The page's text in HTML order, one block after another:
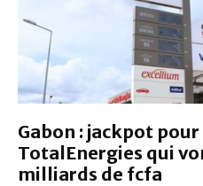
Gabon : jackpot
TotalEnergies qui
milliards de fcfa